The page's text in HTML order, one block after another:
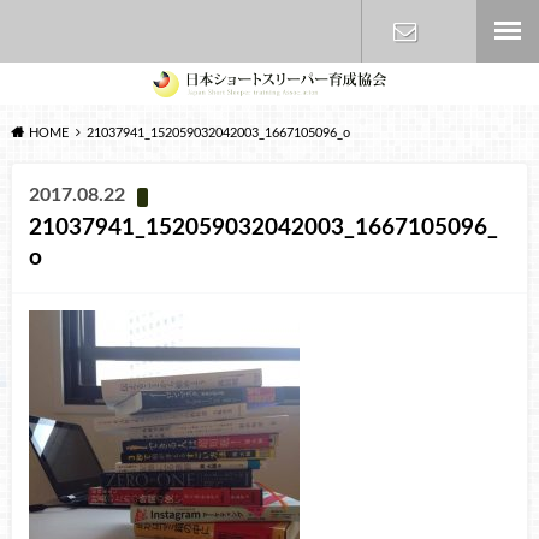
お問い合わ
HOME 21037941_152059032042003_1667105096_o
2017.08.22
21037941_152059032042003_1667105096_
o